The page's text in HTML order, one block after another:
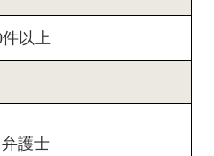
件以上
弁護士